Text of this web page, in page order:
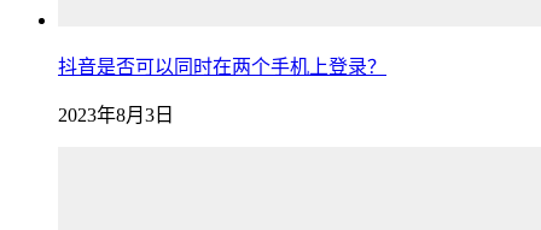
抖音是否可以同时在两个手机上登录？
2023年8月3日